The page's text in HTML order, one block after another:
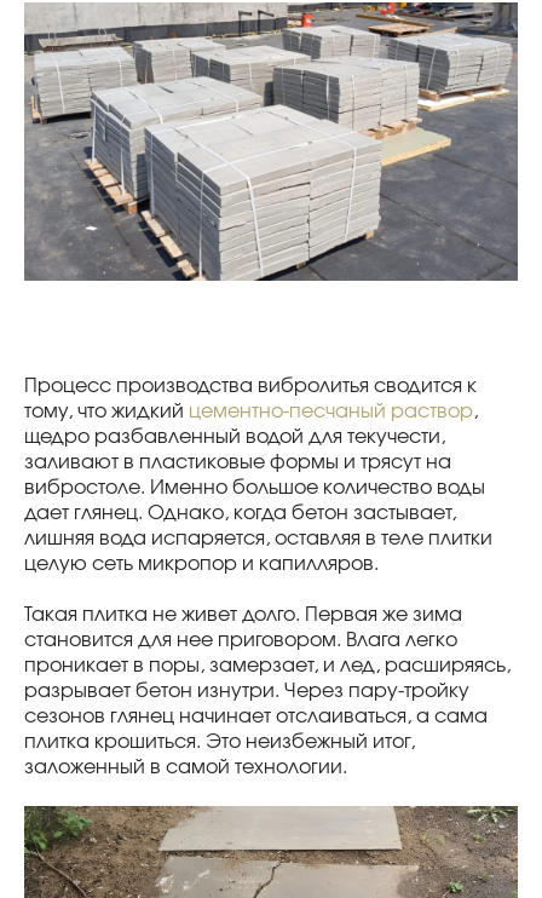
Процесс производства вибролитья сводится к
тому, что жидкий цементно-песчаный раствор,
щедро разбавленный водой для текучести,
заливают в пластиковые формы и трясут на
вибростоле. Именно большое количество воды
дает глянец. Однако, когда бетон застывает,
лишняя вода испаряется, оставляя в теле плитки
целую сеть микропор и капилляров.
Такая плитка не живет долго. Первая же зима
становится для нее приговором. Влага легко
проникает в поры, замерзает, и лед, расширяясь,
разрывает бетон изнутри. Через пару-тройку
сезонов глянец начинает отслаиваться, а сама
плитка крошиться. Это неизбежный итог,
заложенный в самой технологии.